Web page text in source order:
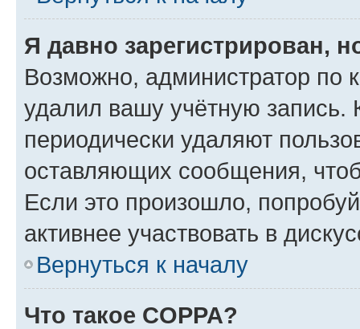
Я давно зарегистрирован,
Возможно, администратор по
удалил вашу учётную запись.
периодически удаляют
оставляющих сообщения,
Если это произошло,
активнее участвовать в
Вернуться к началу
Что такое COPPA?